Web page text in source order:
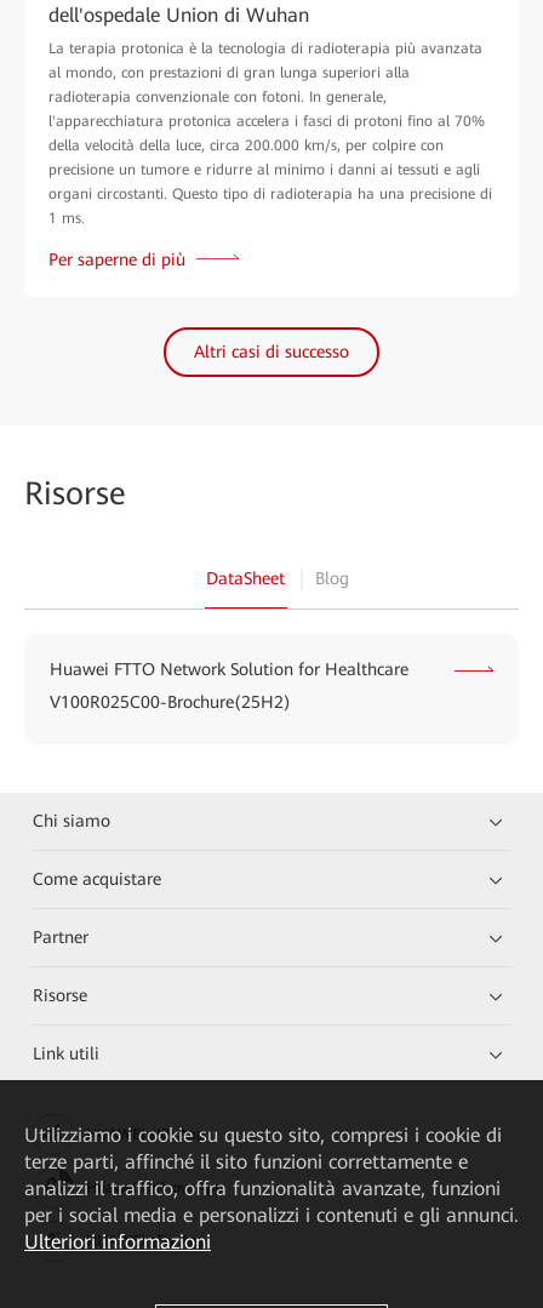
dell'ospedale Union di Wuhan
La terapia protonica è la tecnologia di radioterapia più avanzata
al mondo, con prestazioni di gran lunga superiori alla
radioterapia convenzionale con fotoni. In generale,
l'apparecchiatura protonica accelera i fasci di protoni fino al 70%
della velocità della luce, circa 200.000 km/s, per colpire con
precisione un tumore e ridurre al minimo i danni ai tessuti e agli
organi circostanti. Questo tipo di radioterapia ha una precisione di
1 ms.
Per saperne di più
Altri casi di successo
Risorse
DataSheet Blog
Huawei FTTO Network Solution for Healthcare
V100R025C00-Brochure(25H2)
Chi siamo
Come acquistare
Partner
Risorse
Link utili
HUAWEI eKit App
Huawei HiKnow App
HUAWEI eFly App
Utilizziamo i cookie su questo sito, compresi i cookie di
terze parti, affinché il sito funzioni correttamente e
analizzi il traffico, offra funzionalità avanzate, funzioni
per i social media e personalizzi i contenuti e gli annunci.
Ulteriori informazioni